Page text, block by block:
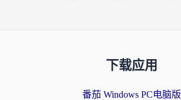
下载应用
番茄 Windows PC电脑版